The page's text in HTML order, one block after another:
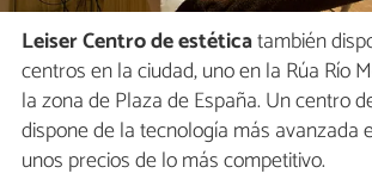
Leiser Centro de estéticatambién
centros en la ciudad, uno en la Rúa Río
la zona de Plaza de España. Un centro
dispone de la tecnología más avanzada
unos precios de lo más competitivo.